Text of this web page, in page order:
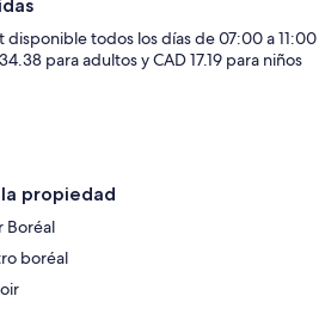
todos los días de 07:00 a 11:00
para adultos y CAD 17.19 para niños
propiedad
Boréal
boréal